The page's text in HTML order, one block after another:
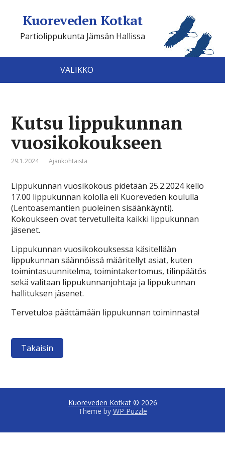
Kuoreveden Kotkat
Partiolippukunta Jämsän Hallissa
VALIKKO
Kutsu lippukunnan
vuosikokoukseen
29.1.2024 Ajankohtaista
Lippukunnan vuosikokous pidetään 25.2.2024 kello
17.00 lippukunnan kololla eli Kuoreveden koululla
(Lentoasemantien puoleinen sisäänkäynti).
Kokoukseen ovat tervetulleita kaikki lippukunnan
jäsenet.
Lippukunnan vuosikokouksessa käsitellään
lippukunnan säännöissä määritellyt asiat, kuten
toimintasuunnitelma, toimintakertomus, tilinpäätös
sekä valitaan lippukunnanjohtaja ja lippukunnan
hallituksen jäsenet.
Tervetuloa päättämään lippukunnan toiminnasta!
Takaisin
Kuoreveden Kotkat© 2026
Theme by WP Puzzle